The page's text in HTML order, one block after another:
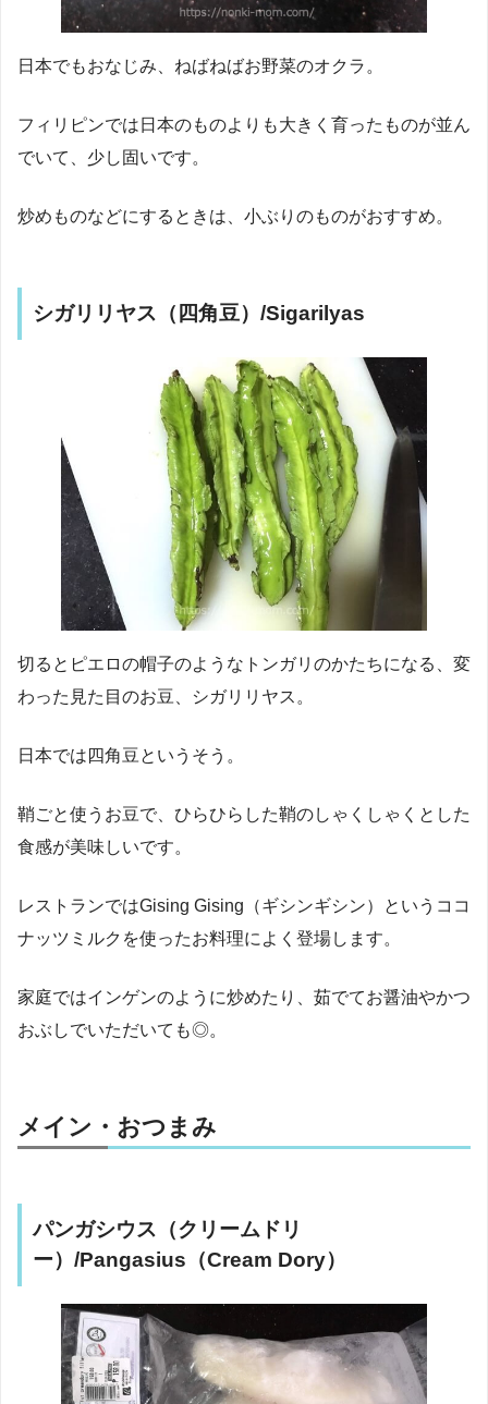
日本でもおなじみ、ねばねばお野菜のオクラ。
フィリピンでは日本のものよりも大きく育ったものが並ん
でいて、少し固いです。
炒めものなどにするときは、小ぶりのものがおすすめ。
シガリリヤス（四角豆）/Sigarilyas
切るとピエロの帽子のようなトンガリのかたちになる、変
わった見た目のお豆、シガリリヤス。
日本では四角豆というそう。
鞘ごと使うお豆で、ひらひらした鞘のしゃくしゃくとした
食感が美味しいです。
レストランではGising Gising（ギシンギシン）というココ
ナッツミルクを使ったお料理によく登場します。
家庭ではインゲンのように炒めたり、茹でてお醤油やかつ
おぶしでいただいても◎。
メイン・おつまみ
パンガシウス（クリームドリ
ー）/Pangasius（Cream Dory）